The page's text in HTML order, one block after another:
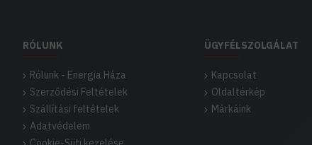
RÓLUNK
Rólunk - Energia Háza
Szerződési Feltételek
Szállítási feltételek
Adatvédelem
ÜGYFÉLSZOLGÁLAT
Kapcsolat
Oldaltérkép
Márkáink